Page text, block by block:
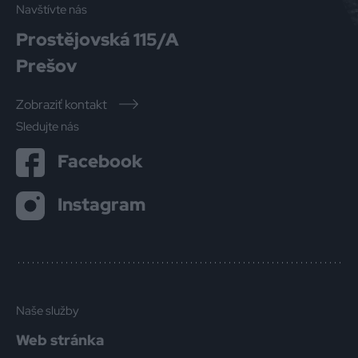
Navštívte nás
Prostějovská 115/A
Prešov
Zobraziť kontakt
Sledujte nás
Facebook
Instagram
Naše služby
Web stránka